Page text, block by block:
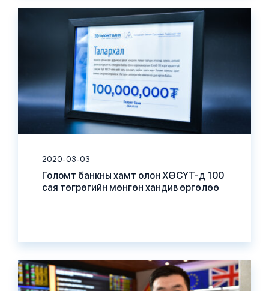
2020-03-03
Голомт банкны хамт олон ХӨСҮТ-д 100
сая төгрөгийн мөнгөн хандив өргөлөө